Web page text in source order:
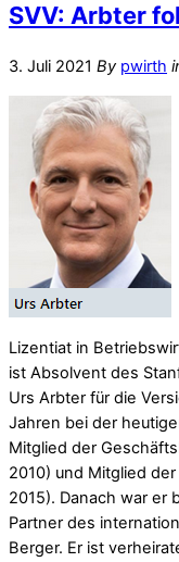
SVV: Arbter
3. Juli 2021 By pwirth
Lizentiat in
ist Absolvent des
Urs Arbter für die
Jahren bei der
Mitglied der
2010) und Mitglied
2015). Danach war er
Partner des
Berger. Er ist